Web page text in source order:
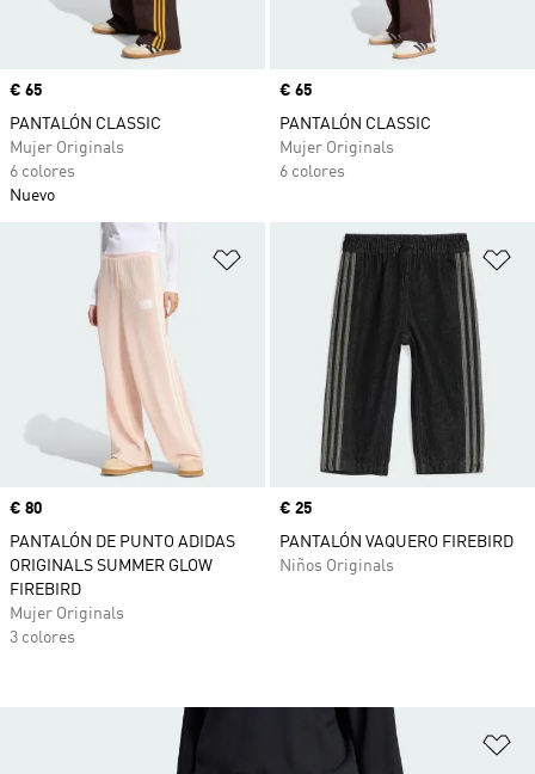
Precio
€ 65
PANTALÓN CLASSIC
Mujer Originals
6 colores
Nuevo
Precio
€ 65
PANTALÓN CLASSIC
Mujer Originals
6 colores
Añadir a la lista de deseos
Precio
€ 80
PANTALÓN DE PUNTO ADIDAS
ORIGINALS SUMMER GLOW
FIREBIRD
Mujer Originals
3 colores
Precio
€ 25
PANTALÓN VAQUERO FIREBIRD
Niños Originals